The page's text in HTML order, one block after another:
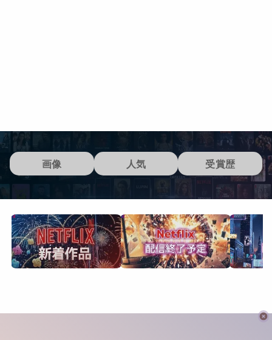
画像 人気 受賞歴